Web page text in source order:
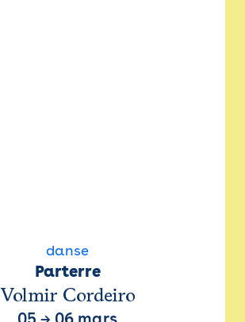
danse
Parterre
Volmir Cordeiro